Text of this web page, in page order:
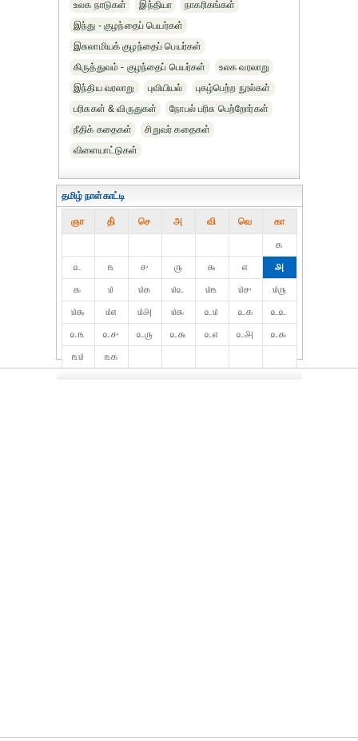
உலக நாடுகள் இந்தியா
நாகரிகங்கள்
இந்து - குழந்தைப் பெயர்கள்
இசுலாமியக் குழந்தைப் பெயர்கள்
கிருத்துவம் - குழந்தைப் பெயர்கள்
உலக வரலாறு
இந்திய வரலாறு
புவியியல்
புகழ்பெற்ற நூல்கள்
பரிசுகள் & விருதுகள்
நோபல் பரிசு‎ பெற்றோர்‎கள்
நீதிக் கதைகள்
சிறுவர் கதைகள்
விளையாட்டுகள்
தமிழ் நாள்காட்டி
ஞா தி் செ அ வி வெ கா
௧
௨
௩ ௪ ௫ ௬ ௭
௮
௯
௰ ௰௧ ௰௨ ௰௩ ௰௪
௰௫
௰௬
௰௭ ௰௮ ௰௯ ௨௰ ௨௧
௨௨
௨௩
௨௪ ௨௫ ௨௬ ௨௭ ௨௮
௨௯
௩௰
௩௧